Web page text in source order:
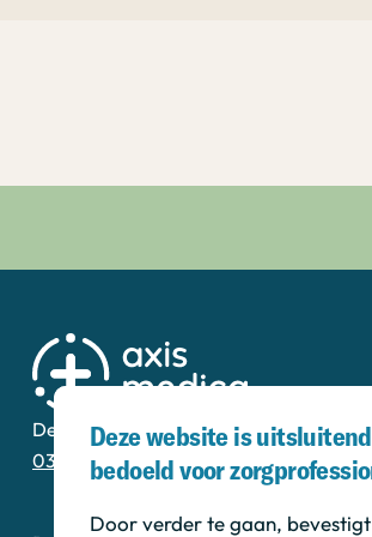
De Corridor 14-K
3621 ZB
0346 - 20 00 13
Deze website is uitsluitend
bedoeld voor
Door verder te gaan,